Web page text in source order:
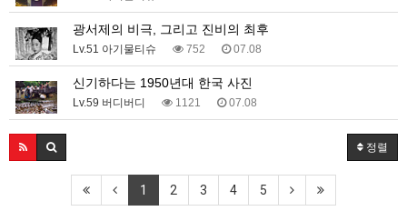
광서제의 비극, 그리고 진비의 최후
Lv.51 아기물티슈 752 07.08
신기하다는 1950년대 한국 사진
Lv.59 버디버디 1121 07.08
정렬
1 2 3 4 5